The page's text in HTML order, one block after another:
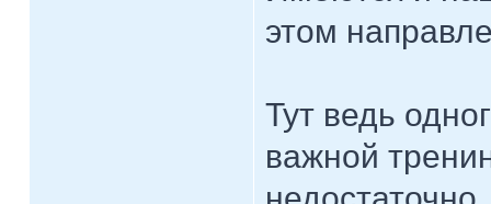
этом
Тут ведь
важной